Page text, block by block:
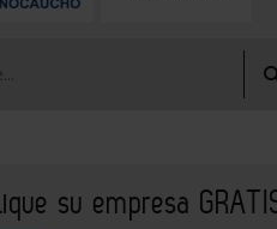
su empresa